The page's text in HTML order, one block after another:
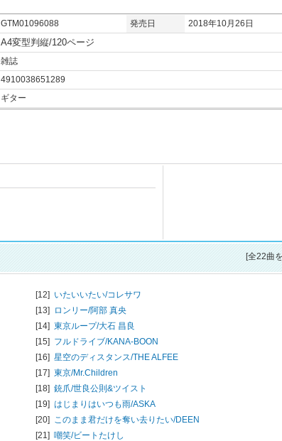
GTM01096088 発売日
2018年10月26日
A4変型判縦/120ページ
雑誌
4910038651289
ギター
[全22曲
[12] いたいいたい/コレサワ
[13] ロンリー/阿部 真央
[14] 東京ループ/大石 昌良
[15] フルドライブ/KANA-BOON
[16] 星空のディスタンス/THE ALFEE
[17] 東京/Mr.Children
[18] 銃爪/世良公則&ツイスト
[19] はじまりはいつも雨/ASKA
[20] このまま君だけを奪い去りたい/DEEN
[21] 嘲笑/ビートたけし